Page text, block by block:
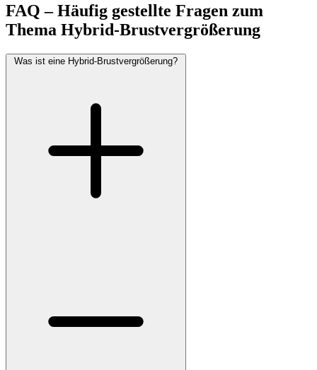
FAQ – Häufig gestellte Fragen zum
Thema Hybrid-Brustvergrößerung
Was ist eine Hybrid-Brustvergrößerung?